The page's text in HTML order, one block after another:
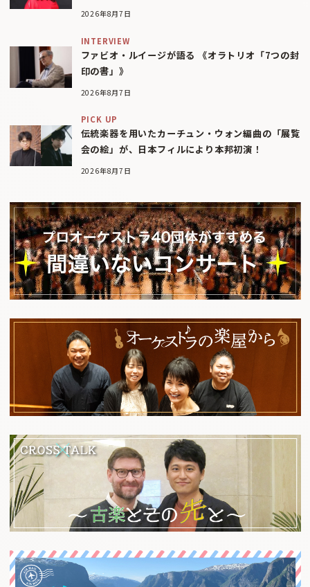
2026年8月7日
INTERVIEW
ファビオ・ルイージが語る 《オラトリオ「7つの封
印の書」》
2026年8月7日
PICK UP
伝統楽器を用いたカーチュン・ウォン編曲の「展覧
会の絵」が、日本フィルにより本邦初演！
2026年8月7日